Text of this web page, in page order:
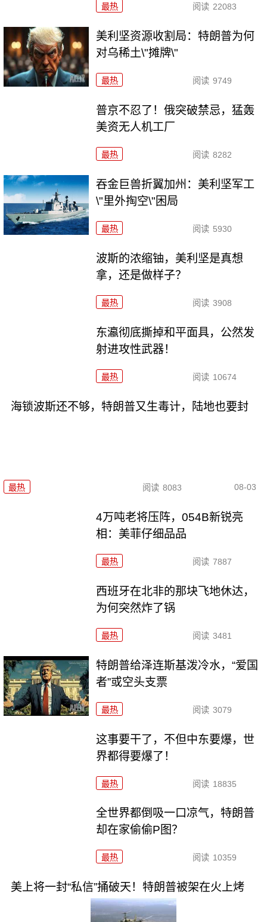
最热 阅读 22083
美利坚资源收割局：特朗普为何
对乌稀土\"摊牌\"
最热 阅读 9749
普京不忍了！俄突破禁忌，猛轰
美资无人机工厂
最热 阅读 8282
吞金巨兽折翼加州：美利坚军工
\"里外掏空\"困局
最热 阅读 5930
波斯的浓缩铀，美利坚是真想
拿，还是做样子？
最热 阅读 3908
东瀛彻底撕掉和平面具，公然发
射进攻性武器！
最热 阅读 10674
海锁波斯还不够，特朗普又生毒计，陆地也要封
最热 阅读 8083 08-03
4万吨老将压阵，054B新锐亮
相：美菲仔细品品
最热 阅读 7887
西班牙在北非的那块飞地休达，
为何突然炸了锅
最热 阅读 3481
特朗普给泽连斯基泼冷水，“爱国
者”或空头支票
最热 阅读 3079
这事要干了，不但中东要爆，世
界都得要爆了！
最热 阅读 18835
全世界都倒吸一口凉气，特朗普
却在家偷偷P图？
最热 阅读 10359
美上将一封“私信”捅破天！特朗普被架在火上烤